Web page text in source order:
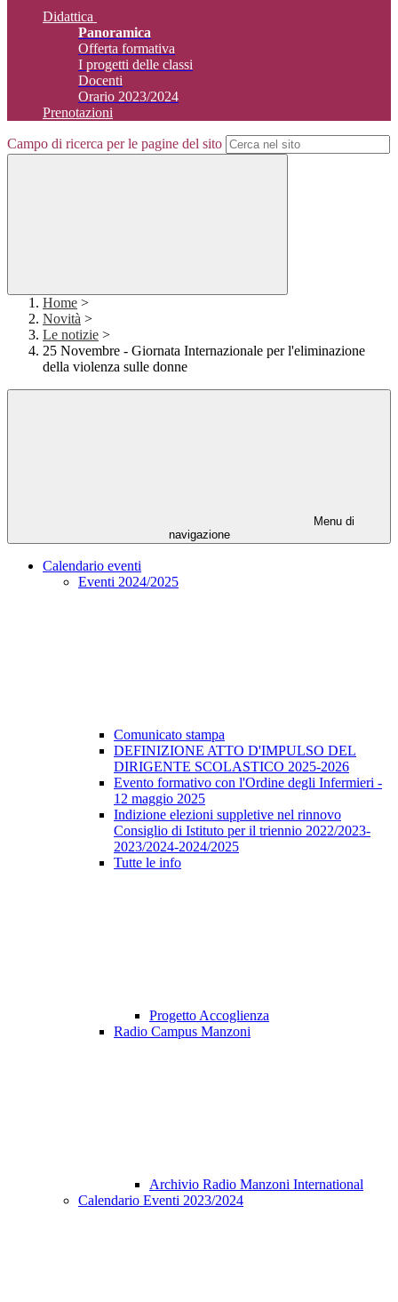
Didattica
Panoramica
Offerta formativa
I progetti delle classi
Docenti
Orario 2023/2024
Prenotazioni
Campo di ricerca per le pagine del sito
Home >
Novità >
Le notizie >
25 Novembre - Giornata Internazionale per l'eliminazione
della violenza sulle donne
Menu di
navigazione
Calendario eventi
Eventi 2024/2025
Comunicato stampa
DEFINIZIONE ATTO D'IMPULSO DEL
DIRIGENTE SCOLASTICO 2025-2026
Evento formativo con l'Ordine degli Infermieri -
12 maggio 2025
Indizione elezioni suppletive nel rinnovo
Consiglio di Istituto per il triennio 2022/2023-
2023/2024-2024/2025
Tutte le info
Progetto Accoglienza
Radio Campus Manzoni
Archivio Radio Manzoni International
Calendario Eventi 2023/2024